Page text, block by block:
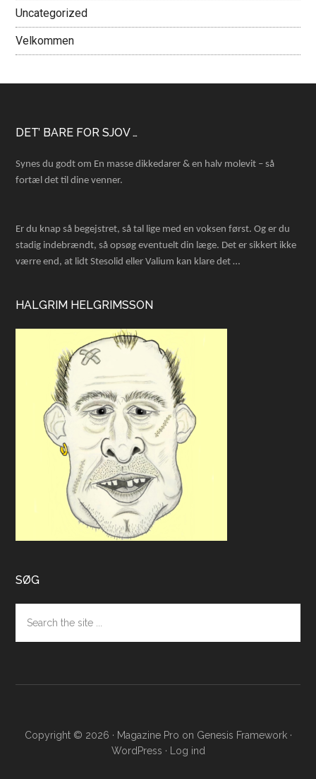
Uncategorized
Velkommen
Footer
DET’ BARE FOR SJOV …
Synes du godt om En masse dikkedarer & en halv molevit – så
fortæl det til dine venner.
Er du knap så begejstret, så tal lige med en voksen først. Og er du
stadig indebrændt, så opsøg eventuelt din læge. Det er sikkert ikke
værre end, at lidt Stesolid eller Valium kan klare det …
HALGRIM HELGRIMSSON
SØG
the
site
Copyright © 2026 · Magazine Pro on Genesis Framework·
WordPress · Log ind